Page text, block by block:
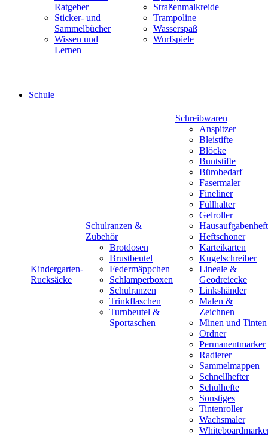
Ratgeber
Sticker- und
Sammelbücher
Wissen und
Lernen
Straßenmalkreide
Trampoline
Wasserspaß
Wurfspiele
Schule
Kindergarten-
Rucksäcke
Schulranzen &
Zubehör
Brotdosen
Brustbeutel
Federmäppchen
Schlamperboxen
Schulranzen
Trinkflaschen
Turnbeutel &
Sportaschen
Schreibwaren
Anspitzer
Bleistifte
Blöcke
Buntstifte
Bürobedarf
Fasermaler
Fineliner
Füllhalter
Gelroller
Hausaufgabenheft
Heftschoner
Karteikarten
Kugelschreiber
Lineale &
Geodreiecke
Linkshänder
Malen &
Zeichnen
Minen und Tinten
Ordner
Permanentmarker
Radierer
Sammelmappen
Schnellhefter
Schulhefte
Sonstiges
Tintenroller
Wachsmaler